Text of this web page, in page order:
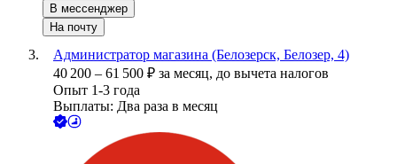
В мессенджер
На почту
Администратор магазина (Белозерск, Белозер, 4)
40 200 – 61 500 ₽ за месяц, до вычета налогов
Опыт 1-3 года
Выплаты: Два раза в месяц